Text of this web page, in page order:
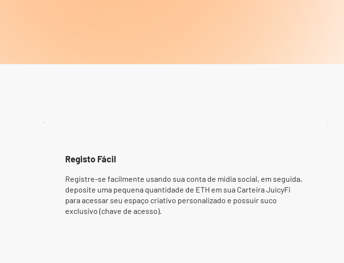
Registo Fácil
Registre-se facilmente usando sua conta de mídia social, em seguida,
deposite uma pequena quantidade de ETH em sua Carteira JuicyFi
para acessar seu espaço criativo personalizado e possuir suco
exclusivo (chave de acesso).